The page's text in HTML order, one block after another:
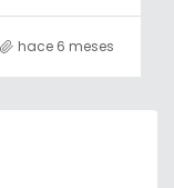
hace 6 meses